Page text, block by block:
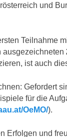
und
Teilnahme
ausgezeichneten
ist auch
Gefordert
für die
OeMO/).
und